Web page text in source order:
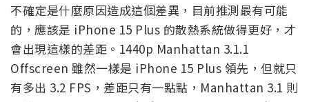
不確定是什麼原因造成這個差異，目前推測最有可能
的，應該是 iPhone 15 Plus 的散熱系統做得更好，才
會出現這樣的差距。1440p Manhattan 3.1.1
Offscreen 雖然一樣是 iPhone 15 Plus 領先，但就只
有多出 3.2 FPS，差距只有一點點，Manhattan 3.1 則